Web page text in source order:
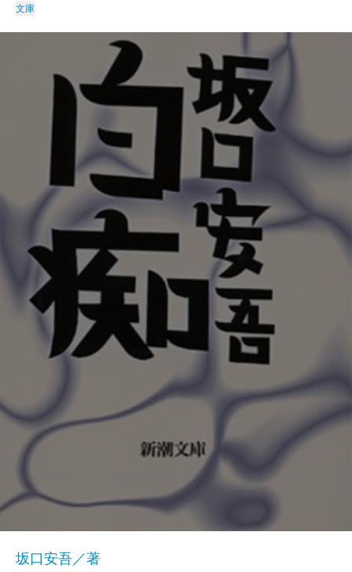
文庫
坂口安吾／著